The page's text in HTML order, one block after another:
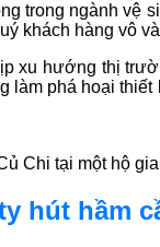
trong ngành vệ
khách hàng vô
xu hướng thị
làm phá hoại
Chi tại một hộ
hút hầm